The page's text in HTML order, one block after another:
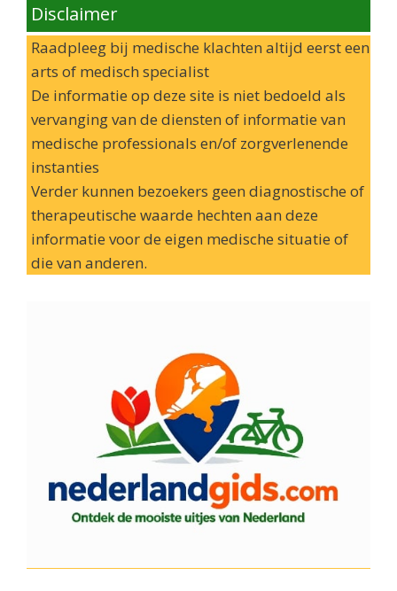
Disclaimer
Raadpleeg bij medische klachten altijd eerst een
arts of medisch specialist
De informatie op deze site is niet bedoeld als
vervanging van de diensten of informatie van
medische professionals en/of zorgverlenende
instanties
Verder kunnen bezoekers geen diagnostische of
therapeutische waarde hechten aan deze
informatie voor de eigen medische situatie of
die van anderen.